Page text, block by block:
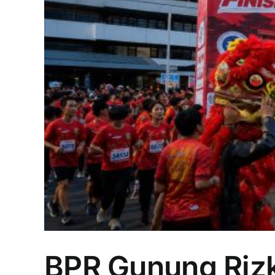
BPR Gunung